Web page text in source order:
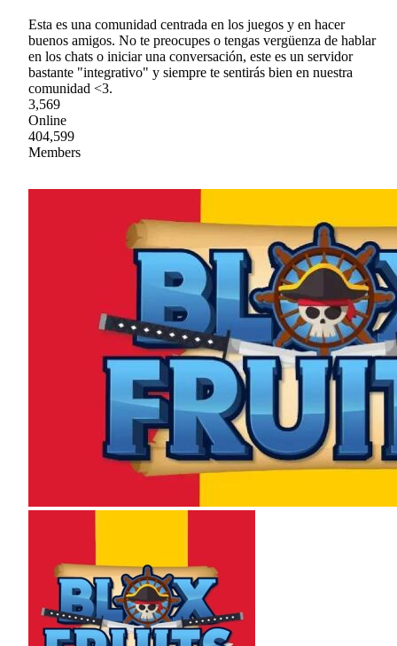
Esta es una comunidad centrada en los juegos y en hacer
buenos amigos. No te preocupes o tengas vergüenza de hablar
en los chats o iniciar una conversación, este es un servidor
bastante "integrativo" y siempre te sentirás bien en nuestra
comunidad <3.
3,569
Online
404,599
Members